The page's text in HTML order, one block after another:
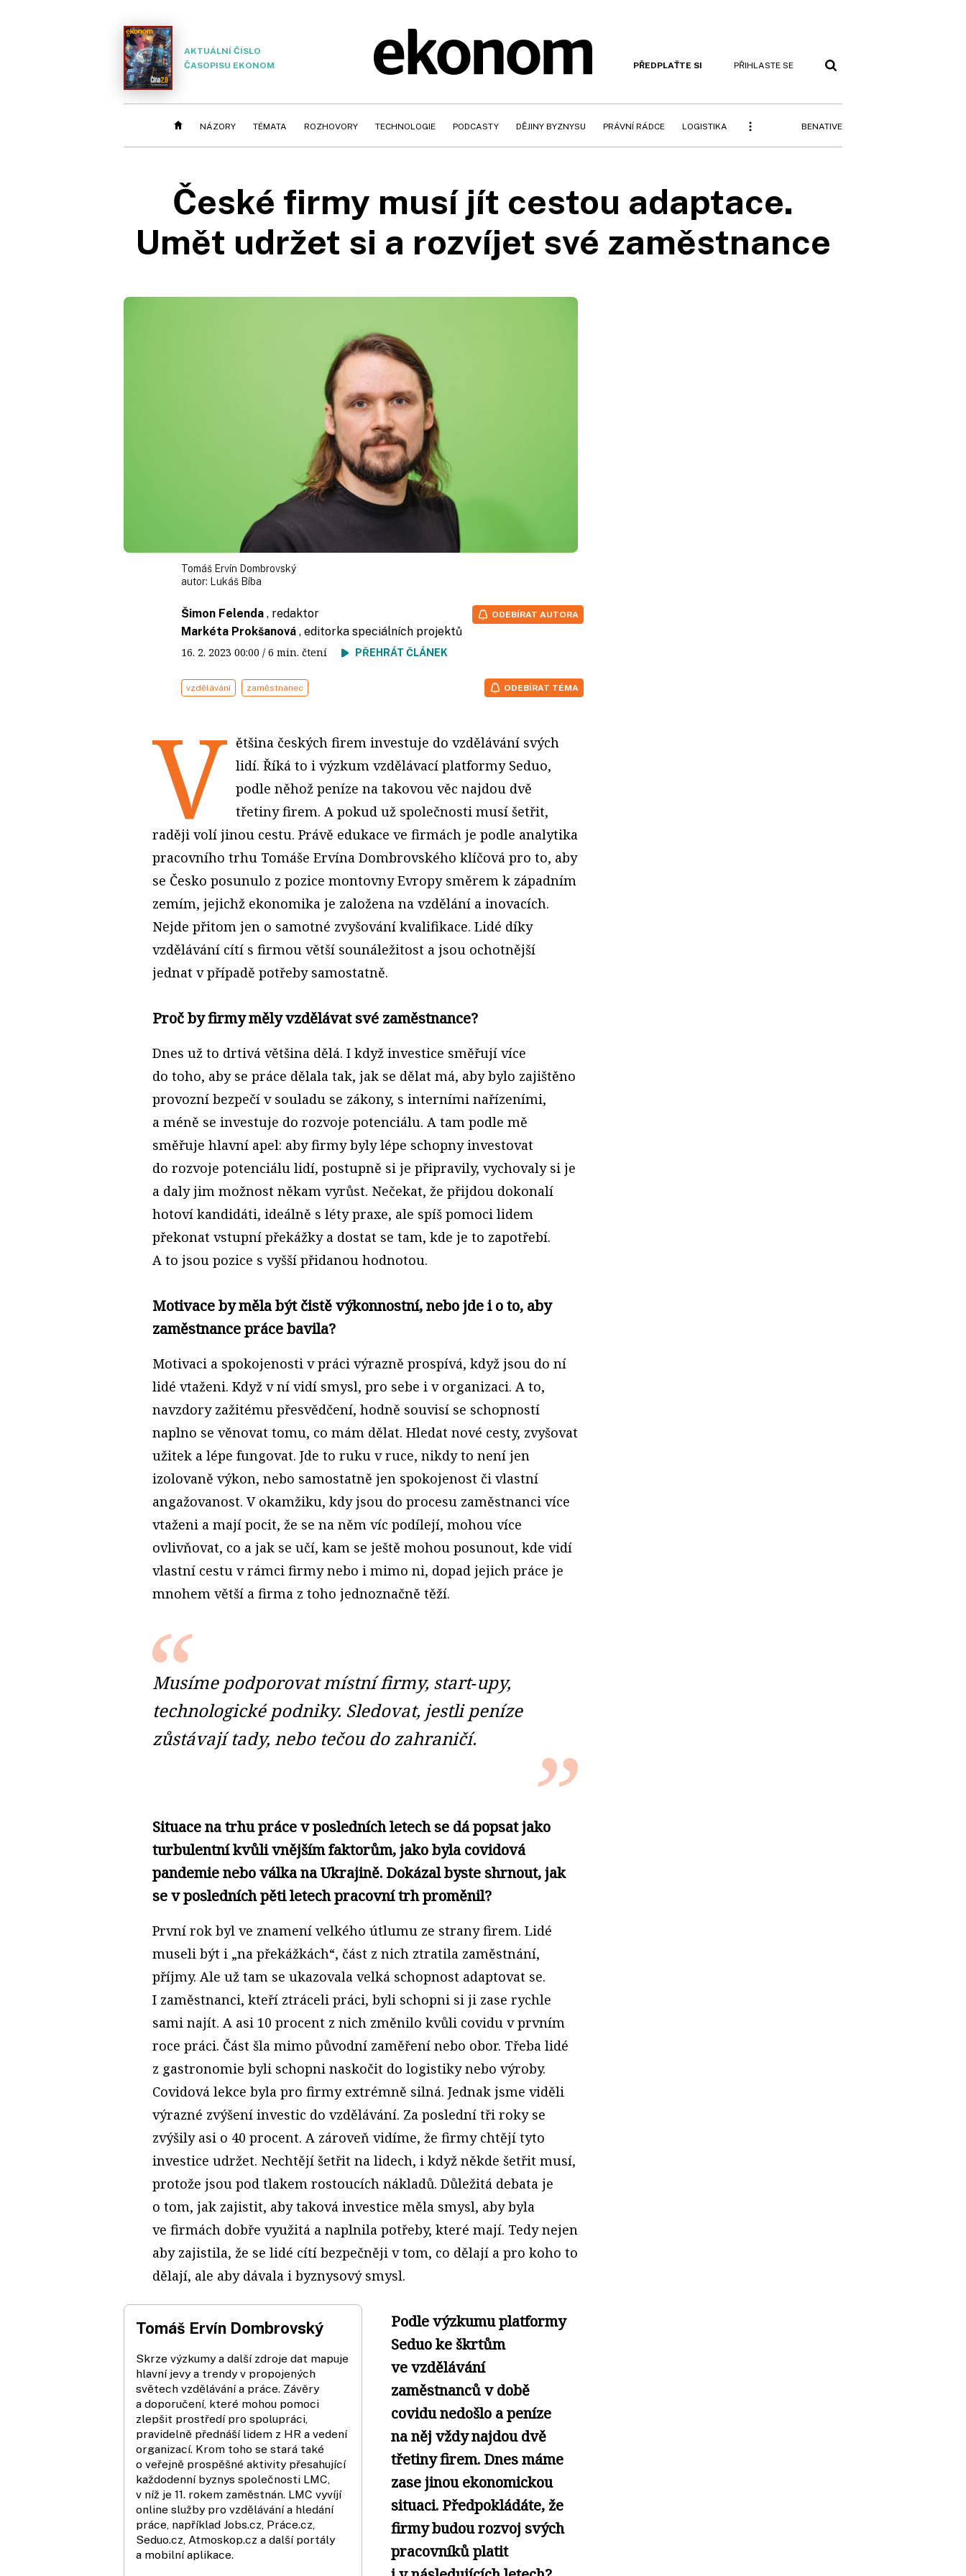
AKTUÁLNÍ ČÍSLO
ČASOPISU EKONOM
PŘEDPLAŤTE SI PŘIHLASTE SE
NÁZORY TÉMATA ROZHOVORY TECHNOLOGIE PODCASTY DĚJINY BYZNYSU PRÁVNÍ RÁDCE LOGISTIKA BENATIVE
České firmy musí jít cestou adaptace.
Umět udržet si a rozvíjet své zaměstnance
Tomáš Ervín Dombrovský
autor: Lukáš Bíba
Šimon Felenda , redaktor
Markéta Prokšanová , editorka speciálních projektů
16. 2. 2023 00:00 / 6 min. čtení PŘEHRÁT ČLÁNEK
ODEBÍRAT AUTORA
vzdělávání zaměstnanec ODEBÍRAT TÉMA
V ětšina českých firem investuje do vzdělávání svých
lidí. Říká to i výzkum vzdělávací platformy Seduo,
podle něhož peníze na takovou věc najdou dvě
třetiny firem. A pokud už společnosti musí šetřit,
raději volí jinou cestu. Právě edukace ve firmách je podle analytika
pracovního trhu Tomáše Ervína Dombrovského klíčová pro to, aby
se Česko posunulo z pozice montovny Evropy směrem k západním
zemím, jejichž ekonomika je založena na vzdělání a inovacích.
Nejde přitom jen o samotné zvyšování kvalifikace. Lidé díky
vzdělávání cítí s firmou větší sounáležitost a jsou ochotnější
jednat v případě potřeby samostatně.
Proč by firmy měly vzdělávat své zaměstnance?
Dnes už to drtivá většina dělá. I když investice směřují více
do toho, aby se práce dělala tak, jak se dělat má, aby bylo zajištěno
provozní bezpečí v souladu se zákony, s interními nařízeními,
a méně se investuje do rozvoje potenciálu. A tam podle mě
směřuje hlavní apel: aby firmy byly lépe schopny investovat
do rozvoje potenciálu lidí, postupně si je připravily, vychovaly si je
a daly jim možnost někam vyrůst. Nečekat, že přijdou dokonalí
hotoví kandidáti, ideálně s léty praxe, ale spíš pomoci lidem
překonat vstupní překážky a dostat se tam, kde je to zapotřebí.
A to jsou pozice s vyšší přidanou hodnotou.
Motivace by měla být čistě výkonnostní, nebo jde i o to, aby
zaměstnance práce bavila?
Motivaci a spokojenosti v práci výrazně prospívá, když jsou do ní
lidé vtaženi. Když v ní vidí smysl, pro sebe i v organizaci. A to,
navzdory zažitému přesvědčení, hodně souvisí se schopností
naplno se věnovat tomu, co mám dělat. Hledat nové cesty, zvyšovat
užitek a lépe fungovat. Jde to ruku v ruce, nikdy to není jen
izolovaně výkon, nebo samostatně jen spokojenost či vlastní
angažovanost. V okamžiku, kdy jsou do procesu zaměstnanci více
vtaženi a mají pocit, že se na něm víc podílejí, mohou více
ovlivňovat, co a jak se učí, kam se ještě mohou posunout, kde vidí
vlastní cestu v rámci firmy nebo i mimo ni, dopad jejich práce je
mnohem větší a firma z toho jednoznačně těží.
Musíme podporovat místní firmy, start‑upy,
technologické podniky. Sledovat, jestli peníze
zůstávají tady, nebo tečou do zahraničí.
Situace na trhu práce v posledních letech se dá popsat jako
turbulentní kvůli vnějším faktorům, jako byla covidová
pandemie nebo válka na Ukrajině. Dokázal byste shrnout, jak
se v posledních pěti letech pracovní trh proměnil?
První rok byl ve znamení velkého útlumu ze strany firem. Lidé
museli být i „na překážkách“, část z nich ztratila zaměstnání,
příjmy. Ale už tam se ukazovala velká schopnost adaptovat se.
I zaměstnanci, kteří ztráceli práci, byli schopni si ji zase rychle
sami najít. A asi 10 procent z nich změnilo kvůli covidu v prvním
roce práci. Část šla mimo původní zaměření nebo obor. Třeba lidé
z gastronomie byli schopni naskočit do logistiky nebo výroby.
Covidová lekce byla pro firmy extrémně silná. Jednak jsme viděli
výrazné zvýšení investic do vzdělávání. Za poslední tři roky se
zvýšily asi o 40 procent. A zároveň vidíme, že firmy chtějí tyto
investice udržet. Nechtějí šetřit na lidech, i když někde šetřit musí,
protože jsou pod tlakem rostoucích nákladů. Důležitá debata je
o tom, jak zajistit, aby taková investice měla smysl, aby byla
ve firmách dobře využitá a naplnila potřeby, které mají. Tedy nejen
aby zajistila, že se lidé cítí bezpečněji v tom, co dělají a pro koho to
dělají, ale aby dávala i byznysový smysl.
Tomáš Ervín Dombrovský
Skrze výzkumy a další zdroje dat mapuje
hlavní jevy a trendy v propojených
světech vzdělávání a práce. Závěry
a doporučení, které mohou pomoci
zlepšit prostředí pro spolupráci,
pravidelně přednáší lidem z HR a vedení
organizací. Krom toho se stará také
o veřejně prospěšné aktivity přesahující
každodenní byznys společnosti LMC,
v níž je 11. rokem zaměstnán. LMC vyvíjí
online služby pro vzdělávání a hledání
práce, například Jobs.cz, Práce.cz,
Seduo.cz, Atmoskop.cz a další portály
a mobilní aplikace.
Podle výzkumu platformy
Seduo ke škrtům
ve vzdělávání
zaměstnanců v době
covidu nedošlo a peníze
na něj vždy najdou dvě
třetiny firem. Dnes máme
zase jinou ekonomickou
situaci. Předpokládáte, že
firmy budou rozvoj svých
pracovníků platit